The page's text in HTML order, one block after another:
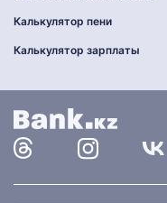
Калькулятор пени
Калькулятор зарплаты